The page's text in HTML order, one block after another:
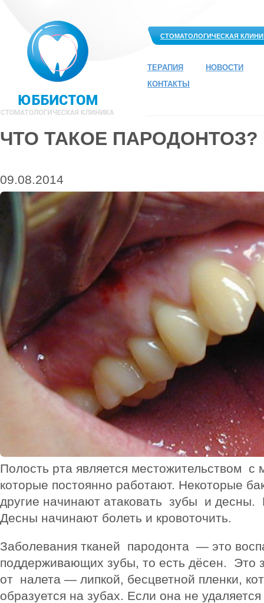
СТОМАТОЛОГИЧЕСКАЯ
ТЕРАПИЯ
НОВОСТИ
КОНТАКТЫ
ЧТО ТАКОЕ ПАРОДОНТОЗ?
09.08.2014
Полость рта является местожительством с
которые постоянно работают. Некоторые
другие начинают атаковать зубы и десны.
Десны начинают болеть и кровоточить.
Заболевания тканей пародонта — это
поддерживающих зубы, то есть дёсен. Это
от налета — липкой, бесцветной пленки,
образуется на зубах. Если она не